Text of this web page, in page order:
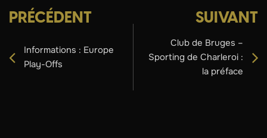
PRÉCÉDENT
Informations : Europe
Play-Offs
SUIVANT
Club de Bruges –
Sporting de Charleroi :
la préface